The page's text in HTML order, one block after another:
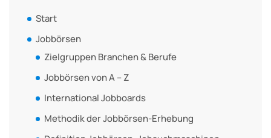
Start
Jobbörsen
Zielgruppen Branchen & Berufe
Jobbörsen von A – Z
International Jobboards
Methodik der Jobbörsen-Erhebung